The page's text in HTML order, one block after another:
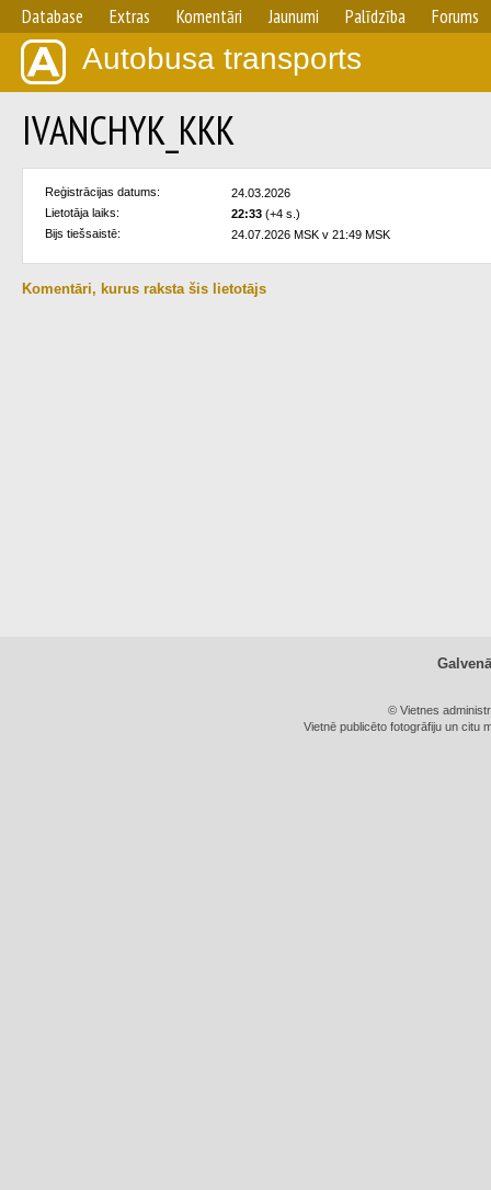
Database Extras Komentāri Jaunumi Palīdzība Forums
Autobusa transports
IVANCHYK_KKK
Reģistrācijas datums:
24.03.2026
Lietotāja laiks:
22:33 (+4 s.)
Bijs tiešsaistē:
24.07.2026 MSK v 21:49 MSK
Komentāri, kurus raksta šis lietotājs
© Vietnes
Vietnē publicēto fotogrāfiju un citu